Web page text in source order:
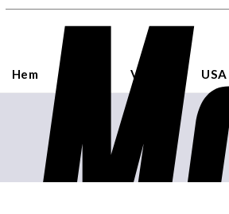
Hem Världen USA